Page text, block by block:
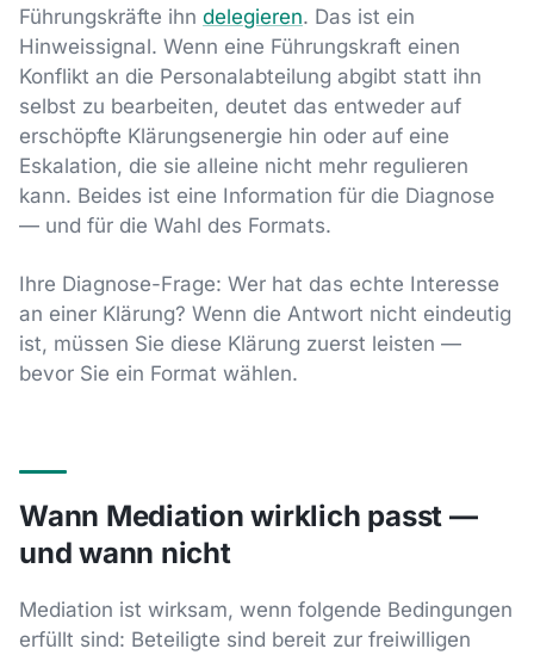
Führungskräfte ihn delegieren. Das ist ein
Hinweissignal. Wenn eine Führungskraft einen
Konflikt an die Personalabteilung abgibt statt ihn
selbst zu bearbeiten, deutet das entweder auf
erschöpfte Klärungsenergie hin oder auf eine
Eskalation, die sie alleine nicht mehr regulieren
kann. Beides ist eine Information für die Diagnose
— und für die Wahl des Formats.
Ihre Diagnose-Frage: Wer hat das echte Interesse
an einer Klärung? Wenn die Antwort nicht eindeutig
ist, müssen Sie diese Klärung zuerst leisten —
bevor Sie ein Format wählen.
Wann Mediation wirklich passt —
und wann nicht
Mediation ist wirksam, wenn folgende Bedingungen
erfüllt sind: Beteiligte sind bereit zur freiwilligen